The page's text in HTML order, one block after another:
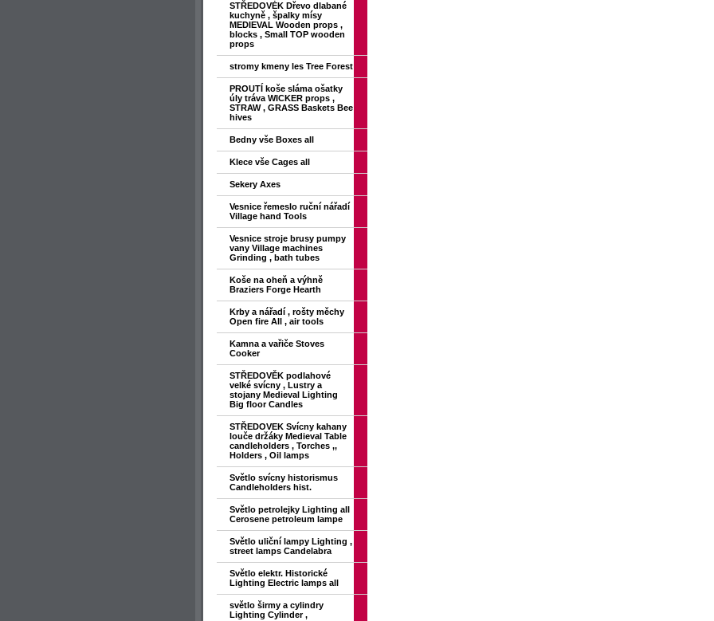
STŘEDOVĖK Dřevo dlabané
kuchyně , špalky mísy
MEDIEVAL Wooden props ,
blocks , Small TOP wooden
props
stromy kmeny les Tree Forest
PROUTÍ koše sláma ošatky
úly tráva WICKER props ,
STRAW , GRASS Baskets Bee
hives
Bedny vše Boxes all
Klece vše Cages all
Sekery Axes
Vesnice řemeslo ruční nářadí
Village hand Tools
Vesnice stroje brusy pumpy
vany Village machines
Grinding , bath tubes
Koše na oheň a výhně
Braziers Forge Hearth
Krby a nářadí , rošty měchy
Open fire All , air tools
Kamna a vařiče Stoves
Cooker
STŘEDOVĚK podlahové
velké svícny , Lustry a
stojany Medieval Lighting
Big floor Candles
STŘEDOVEK Svícny kahany
louče držáky Medieval Table
candleholders , Torches ,,
Holders , Oil lamps
Světlo svícny historismus
Candleholders hist.
Světlo petrolejky Lighting all
Cerosene petroleum lampe
Světlo uliční lampy Lighting ,
street lamps Candelabra
Světlo elektr. Historické
Lighting Electric lamps all
světlo širmy a cylindry
Lighting Cylinder ,